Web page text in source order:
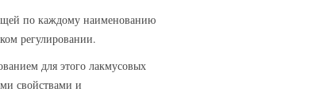
по каждому наименованию
регулировании.
для этого лакмусовых
свойствами и